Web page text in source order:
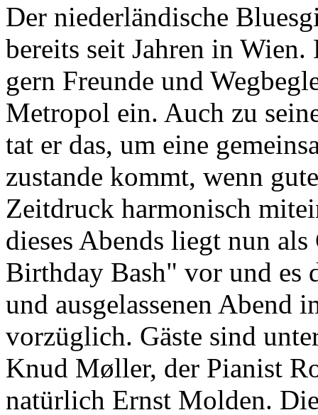
Der niederländische
bereits seit Jahren in
gern Freunde und
Metropol ein. Auch zu
tat er das, um eine
zustande kommt, wenn
Zeitdruck harmonisch
dieses Abends liegt nun
Birthday Bash" vor und es
und ausgelassenen Abend
vorzüglich. Gäste sind
Knud Møller, der Pianist
natürlich Ernst Molden.